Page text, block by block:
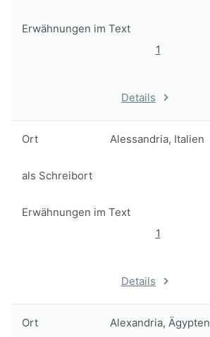
Erwähnungen im Text
1
Details
Ort Alessandria, Italien
als Schreibort
Erwähnungen im Text
1
Details
Ort Alexandria, Ägypten